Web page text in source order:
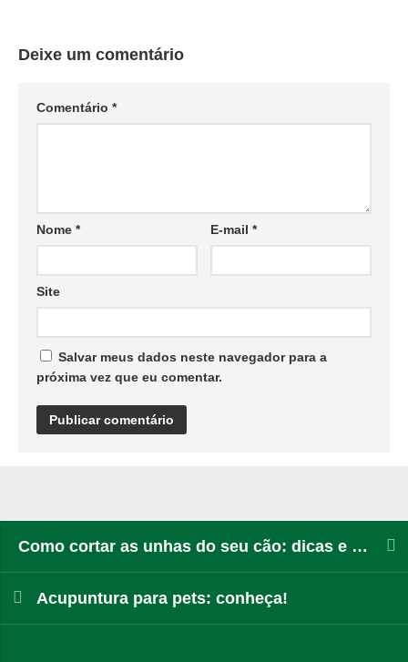
Deixe um comentário
Comentário *
Nome * E-mail*
Site
Salvar meus dados neste navegador para a
próxima vez que eu comentar.
Como cortar as unhas do seu cão: dicas e cuidados
Acupuntura para pets: conheça!